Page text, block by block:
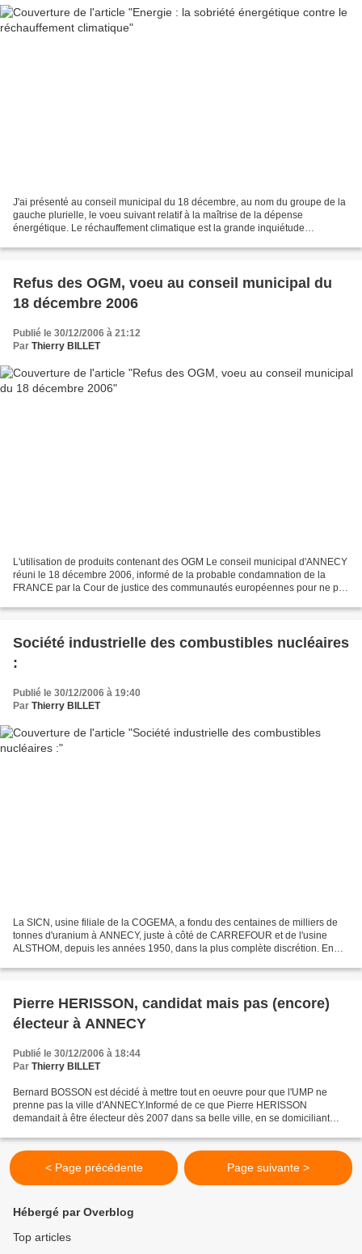
J'ai présenté au conseil municipal du 18 décembre, au nom du groupe de la
gauche plurielle, le voeu suivant relatif à la maîtrise de la dépense
énergétique. Le réchauffement climatique est la grande inquiétude
Refus des OGM, voeu au conseil municipal du
18 décembre 2006
Publié le 30/12/2006 à 21:12
Par Thierry BILLET
L'utilisation de produits contenant des OGM Le conseil municipal d'ANNECY
réuni le 18 décembre 2006, informé de la probable condamnation de la
FRANCE par la Cour de justice des communautés européennes pour ne pas
Société industrielle des combustibles nucléaires
:
Publié le 30/12/2006 à 19:40
Par Thierry BILLET
La SICN, usine filiale de la COGEMA, a fondu des centaines de milliers de
tonnes d'uranium à ANNECY, juste à côté de CARREFOUR et de l'usine
ALSTHOM, depuis les années 1950, dans la plus complète discrétion. En
Pierre HERISSON, candidat mais pas (encore)
électeur à ANNECY
Publié le 30/12/2006 à 18:44
Par Thierry BILLET
Bernard BOSSON est décidé à mettre tout en oeuvre pour que l'UMP ne
prenne pas la ville d'ANNECY.Informé de ce que Pierre HERISSON
demandait à être électeur dès 2007 dans sa belle ville, en se domiciliant
< Page précédente Page suivante >
Hébergé par Overblog
Top articles